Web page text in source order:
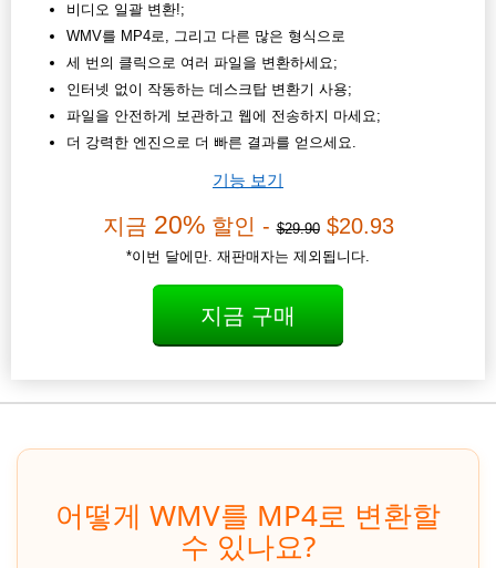
비디오 일괄 변환!;
WMV를 MP4로, 그리고 다른 많은 형식으로
세 번의 클릭으로 여러 파일을 변환하세요;
인터넷 없이 작동하는 데스크탑 변환기 사용;
파일을 안전하게 보관하고 웹에 전송하지 마세요;
더 강력한 엔진으로 더 빠른 결과를 얻으세요.
기능 보기
지금 20%할인 -$29.90$20.93
*이번 달에만. 재판매자는 제외됩니다.
지금 구매
어떻게 WMV를 MP4로 변환할
수 있나요?